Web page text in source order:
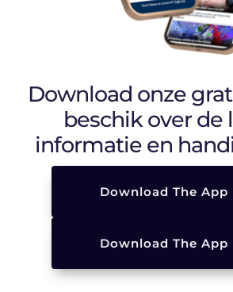
Download onze
beschik over de
informatie en
Download The App
Download The App